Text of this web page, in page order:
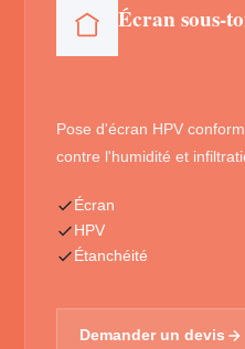
Écran sous-
Pose d'écran HPV
contre l'humidité et
Écran
HPV
Étanchéité
Demander un devis